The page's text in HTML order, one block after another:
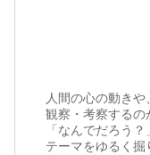
人間の心の動き
観察・考察するの
「なんでだろう
テーマをゆるく掘